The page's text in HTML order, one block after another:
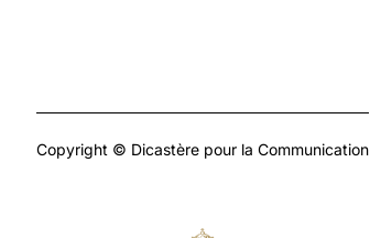
Copyright © Dicastère pour la Communication